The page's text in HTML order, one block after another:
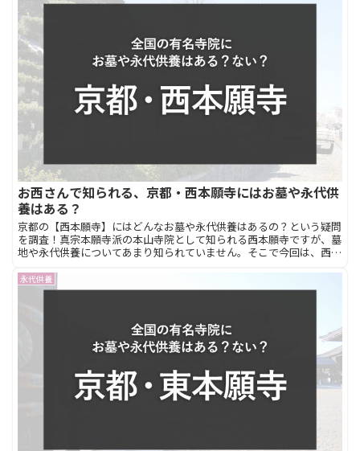
お西さんで知られる、京都・西本願寺にはお墓や永代供
養はある？
京都の【西本願寺】にはどんなお墓や永代供養はあるの？という疑問
を調査！真宗本願寺派の本山寺院として知られる西本願寺ですが、墓
地や永代供養についてあまり知られていません。そこで今回は、西本
で納骨したい方におすすめです。
永代供養